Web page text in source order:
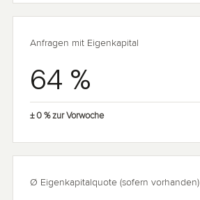
Anfragen mit Eigenkapital
64 %
± 0 % zur Vorwoche
Ø Eigenkapitalquote (sofern vorhanden)